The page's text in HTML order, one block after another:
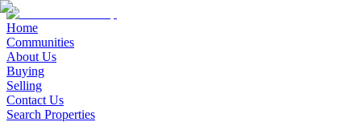
Home
Communities
About Us
Buying
Selling
Contact Us
Search Properties